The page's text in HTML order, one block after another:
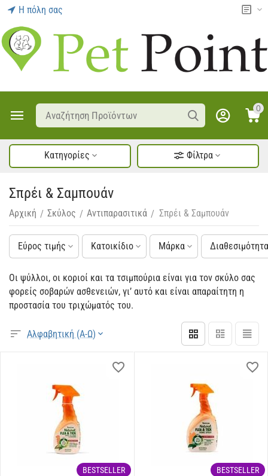
Η πόλη σας
0
Κατηγορίες Φίλτρα
Σπρέι & Σαμπουάν
Αρχική / Σκύλος / Αντιπαρασιτικά / Σπρέι & Σαμπουάν
Εύρος τιμής Κατοικίδιο Μάρκα Διαθεσιμότητα
Οι ψύλλοι, οι κοριοί και τα τσιμπούρια είναι για τον σκύλο σας
φορείς σοβαρών ασθενειών, γι’ αυτό και είναι απαραίτητη η
προστασία του τριχώματός του.
Αλφαβητική (Α-Ω)
BESTSELLER BESTSELLER